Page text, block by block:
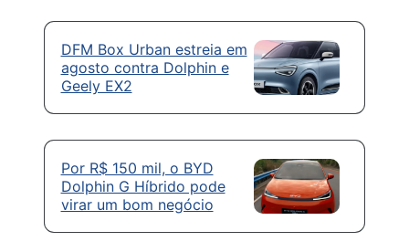
DFM Box Urban estreia em
agosto contra Dolphin e
Geely EX2
Por R$ 150 mil, o BYD
Dolphin G Híbrido pode
virar um bom negócio